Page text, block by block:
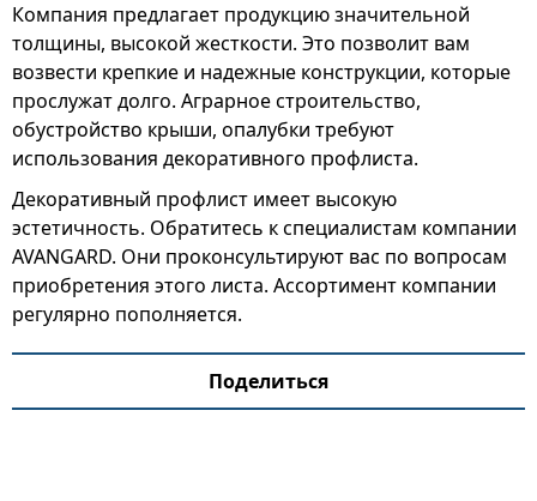
Компания предлагает продукцию значительной
толщины, высокой жесткости. Это позволит вам
возвести крепкие и надежные конструкции, которые
прослужат долго. Аграрное строительство,
обустройство крыши, опалубки требуют
использования декоративного профлиста.
Декоративный профлист имеет высокую
эстетичность. Обратитесь к специалистам компании
AVANGARD. Они проконсультируют вас по вопросам
приобретения этого листа. Ассортимент компании
регулярно пополняется.
Поделиться